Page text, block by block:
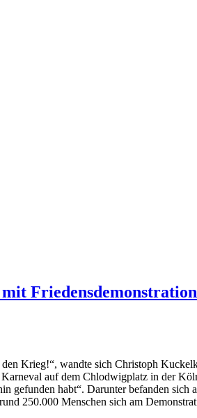
mit
den Krieg!“, wandte sich Christoph
auf dem Chlodwigplatz in der
gefunden habt“. Darunter befanden
250.000 Menschen sich am